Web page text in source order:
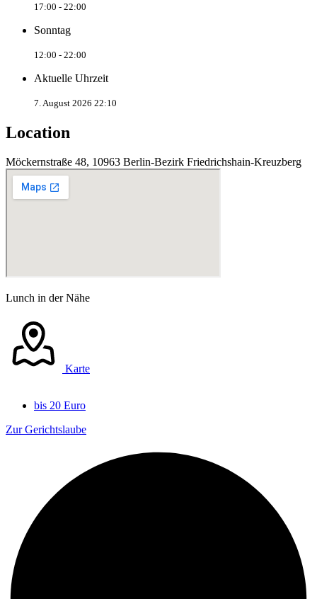
17:00 - 22:00
Sonntag
12:00 - 22:00
Aktuelle Uhrzeit
7. August 2026 22:10
Location
Möckernstraße 48, 10963 Berlin-Bezirk Friedrichshain-Kreuzberg
Lunch in der Nähe
Karte
bis 20 Euro
Zur Gerichtslaube